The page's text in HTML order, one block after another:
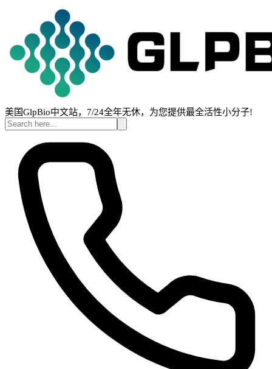
美国GlpBio中文站，7/24全年无休，为您提供最全活性小分子!